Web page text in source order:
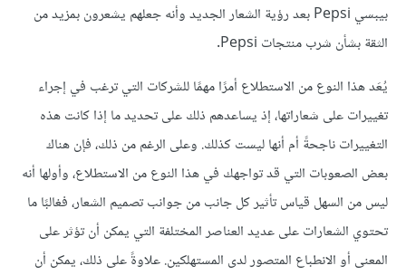
بيبسي Pepsi بعد رؤية الشعار الجديد وأنه جعلهم يشعرون بمزيد من
الثقة بشأن شرب منتجات Pepsi.
يُعَد هذا النوع من الاستطلاع أمرًا مهمًا للشركات التي ترغب في إجراء
تغييرات على شعاراتها، إذ يساعدهم ذلك على تحديد ما إذا كانت هذه
التغييرات ناجحةً أم أنها ليست كذلك. وعلى الرغم من ذلك، فإن هناك
بعض الصعوبات التي قد تواجهك في هذا النوع من الاستطلاع، وأولها أنه
ليس من السهل قياس تأثير كل جانب من جوانب تصميم الشعار، فغالبًا ما
تحتوي الشعارات على عديد العناصر المختلفة التي يمكن أن تؤثر على
المعنى أو الانطباع المتصور لدى المستهلكين. علاوةً على ذلك، يمكن أن